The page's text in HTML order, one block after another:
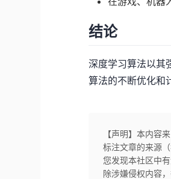
结论
深度学习算法以其
算法的不断优化和
【声明】本内容
标注文章的来源
您发现本社区中
除涉嫌侵权内容